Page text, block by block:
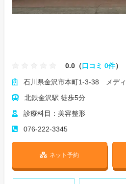
0.0（口コミ 0件）
石川県金沢市本町1-3-38 メデ
北鉄金沢駅 徒歩5分
診療科目：美容整形
076-222-3345
ネット予約